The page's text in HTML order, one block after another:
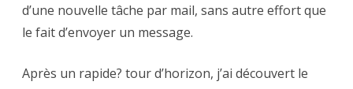
d’une nouvelle tâche par mail, sans autre effort que
le fait d’envoyer un message.
Après un rapide? tour d’horizon, j’ai découvert le